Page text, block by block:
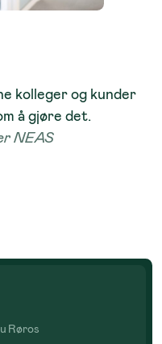
kolleger og kunder
å gjøre det.
NEAS
Røros